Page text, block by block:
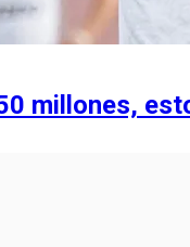
millones,